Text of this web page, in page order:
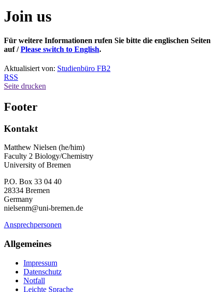
Join us
Für weitere Informationen rufen Sie bitte die englischen Seiten
auf /Please switch to English.
Aktualisiert von: Studienbüro FB2
RSS
Seite drucken
Footer
Kontakt
Matthew Nielsen (he/him)
Faculty 2 Biology/Chemistry
University of Bremen
P.O. Box 33 04 40
28334 Bremen
Germany
nielsenm@uni-bremen.de
Ansprechpersonen
Allgemeines
Impressum
Datenschutz
Notfall
Leichte Sprache